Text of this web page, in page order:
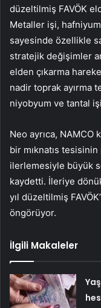
düzeltilmiş FAVÖK
Metaller işi,
sayesinde özellikle
stratejik değişimler
elden çıkarma
nadir toprak ayırma
niyobyum ve tantal
Neo ayrıca, NAMCO
bir mıknatıs
ilerlemesiyle büyük
kaydetti. İleriye
yıl düzeltilmiş
öngörüyor.
İlgili Makaleler